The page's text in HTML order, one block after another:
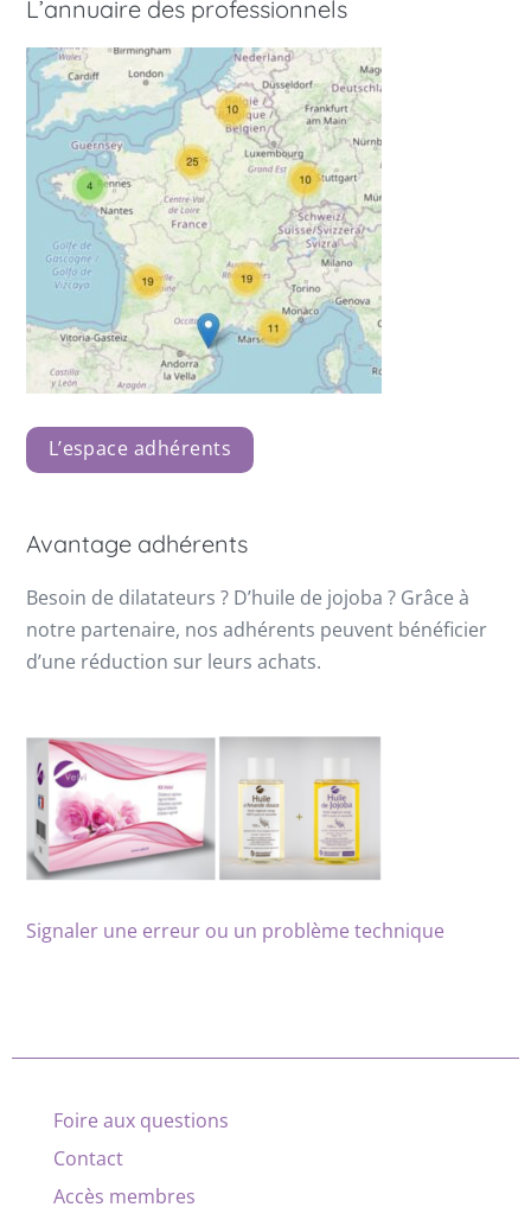
L’annuaire des professionnels
L’espace adhérents
Avantage adhérents
Besoin de dilatateurs ? D’huile de jojoba ? Grâce à
notre partenaire, nos adhérents peuvent bénéficier
d’une réduction sur leurs achats.
Signaler une erreur ou un problème technique
Foire aux questions
Contact
Accès membres